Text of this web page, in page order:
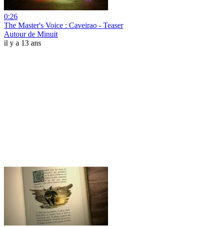
0:26
The Master's Voice : Caveirao - Teaser
Autour de Minuit
il y a 13 ans